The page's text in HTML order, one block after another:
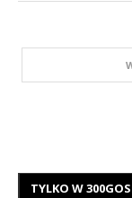
TYLKO W